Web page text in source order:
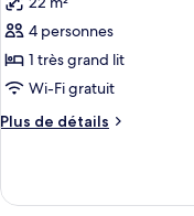
les
photos
pour
ce
type
de
Chambre,
4 personnes
1 très grand lit
Wi-Fi gratuit
Plus de détails
Plus
Chambre,